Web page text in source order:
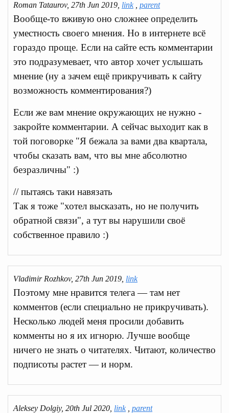
Roman Tataurov, 27th Jun 2019, link, parent
Вообще-то вживую оно сложнее определить
уместность своего мнения. Но в интернете всё
гораздо проще. Если на сайте есть комментарии
это подразумевает, что автор хочет услышать
мнение (ну а зачем ещё прикручивать к сайту
возможность комментирования?)
Если же вам мнение окружающих не нужно -
закройте комментарии. А сейчас выходит как в
той поговорке "Я бежала за вами два квартала,
чтобы сказать вам, что вы мне абсолютно
безразличны" :)
// пытаясь таки навязать
Так я тоже "хотел высказать, но не получить
обратной связи", а тут вы нарушили своё
собственное правило :)
Vladimir Rozhkov, 27th Jun 2019, link
Поэтому мне нравится телега — там нет
комментов (если специально не прикручивать).
Несколько людей меня просили добавить
комменты но я их игнорю. Лучше вообще
ничего не знать о читателях. Читают, количество
подписоты растет — и норм.
Aleksey Dolgiy, 20th Jul 2020, link, parent